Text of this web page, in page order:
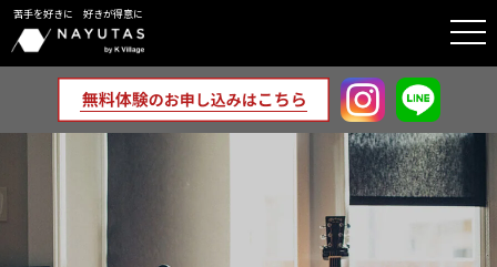
苦手を好きに 好きが得意に